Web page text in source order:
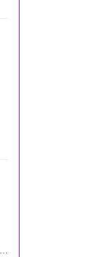
Naznaczony: Wyjście z mrocznego wymiaru